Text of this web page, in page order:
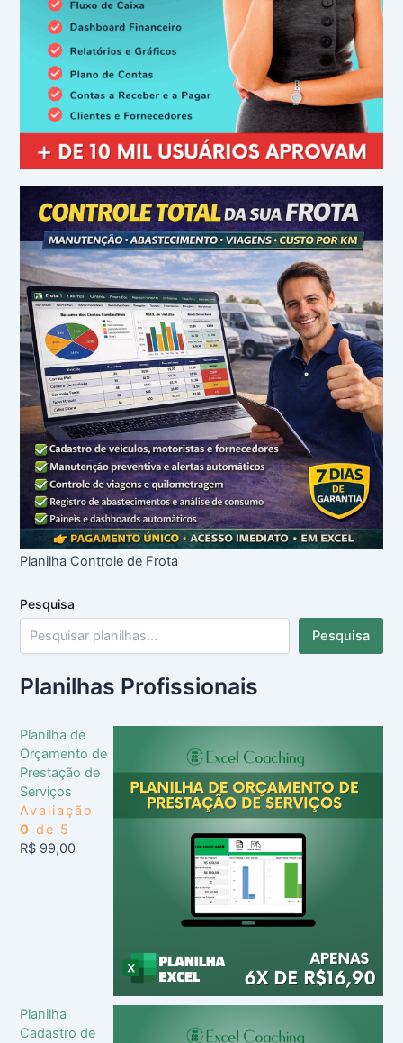
Planilha Controle de Frota
Pesquisa
Pesquisa
Planilhas Profissionais
Planilha de
Orçamento de
Prestação de
Serviços
Avaliação
0 de 5
R$ 99,00
Planilha
Cadastro de